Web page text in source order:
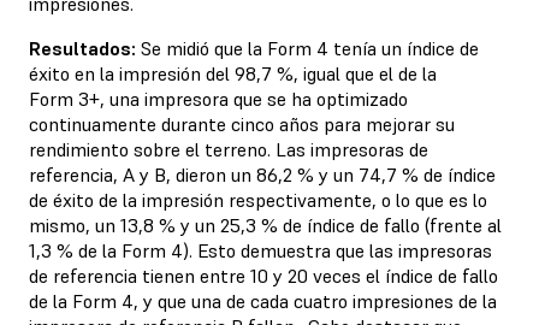
Resultados: Se midió que la Form 4 tenía un índice de
éxito en la impresión del 98,7 %, igual que el de la
Form 3+, una impresora que se ha optimizado
continuamente durante cinco años para mejorar su
rendimiento sobre el terreno. Las impresoras de
referencia, A y B, dieron un 86,2 % y un 74,7 % de índice
de éxito de la impresión respectivamente, o lo que es lo
mismo, un 13,8 % y un 25,3 % de índice de fallo (frente al
1,3 % de la Form 4). Esto demuestra que las impresoras
de referencia tienen entre 10 y 20 veces el índice de fallo
de la Form 4, y que una de cada cuatro impresiones de la